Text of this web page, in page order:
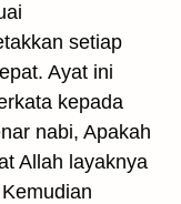
setiap
Ayat ini
kepada
nabi, Apakah
Allah layaknya